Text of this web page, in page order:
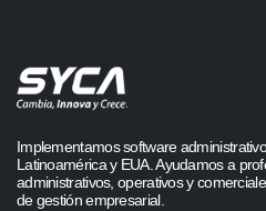
Implementamos software
Latinoamérica y EUA. Ayudamos a
administrativos, operativos y
de gestión empresarial.